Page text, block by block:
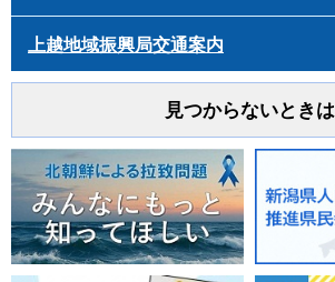
上越地域振興局交通案内
見つからないときは